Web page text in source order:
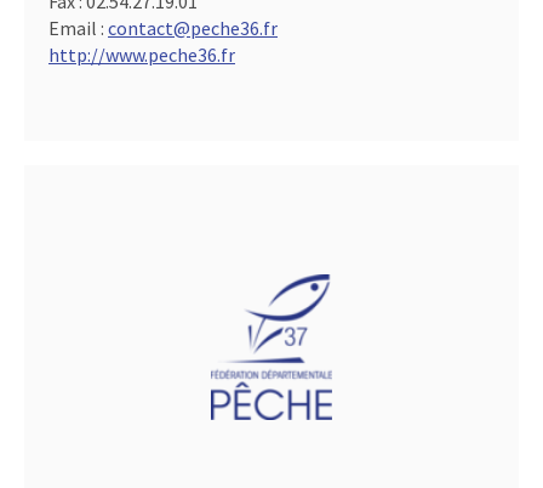
Email : contact@peche36.fr
http://www.peche36.fr